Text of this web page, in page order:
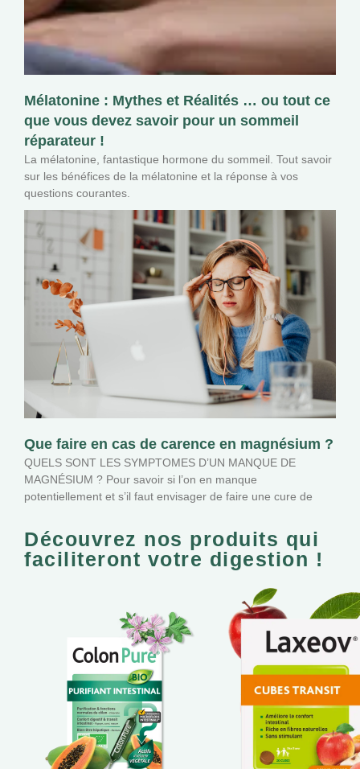
Mélatonine : Mythes et Réalités … ou tout ce
que vous devez savoir pour un sommeil
réparateur !
La mélatonine, fantastique hormone du sommeil. Tout savoir
sur les bénéfices de la mélatonine et la réponse à vos
questions courantes.
Que faire en cas de carence en magnésium ?
QUELS SONT LES SYMPTOMES D’UN MANQUE DE
MAGNÉSIUM ? Pour savoir si l’on en manque
potentiellement et s’il faut envisager de faire une cure de
Découvrez nos produits qui
faciliteront votre digestion !